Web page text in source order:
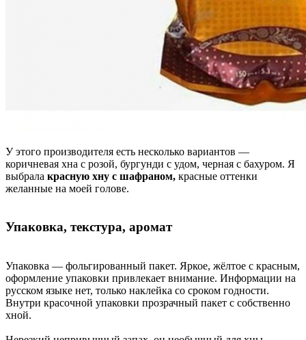
У этого производителя есть несколько вариантов —
коричневая хна с розой, бургунди с удом, черная с бахуром. Я
выбрала красную хну с шафраном, красные оттенки
желанные на моей голове.
Упаковка, текстура, аромат
Упаковка — фольгированный пакет. Яркое, жёлтое с красным,
оформление упаковки привлекает внимание. Информации на
русском языке нет, только наклейка со сроком годности.
Внутри красочной упаковки прозрачный пакет с собственно
хной.